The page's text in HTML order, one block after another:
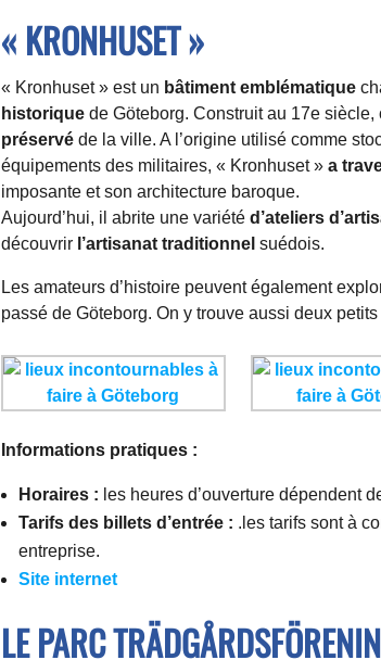
« KRONHUSET »
« Kronhuset » est un bâtiment emblématique
historiquede Göteborg. Construit au 17e siècle,
préservéde la ville. A l’origine utilisé comme
équipements des militaires, « Kronhuset » a
imposante et son architecture baroque.
Aujourd’hui, il abrite une variété d’ateliers
découvrir l’artisanat traditionnel suédois.
Les amateurs d’histoire peuvent également
passé de Göteborg. On y trouve aussi deux
Informations pratiques :
Horaires : les heures d’ouverture dépendent
Tarifs des billets d’entrée : .les tarifs sont à
entreprise.
Site internet
LE PARC